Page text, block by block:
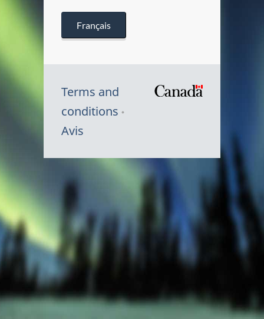
Français
Terms and
conditions
Avis
Canada